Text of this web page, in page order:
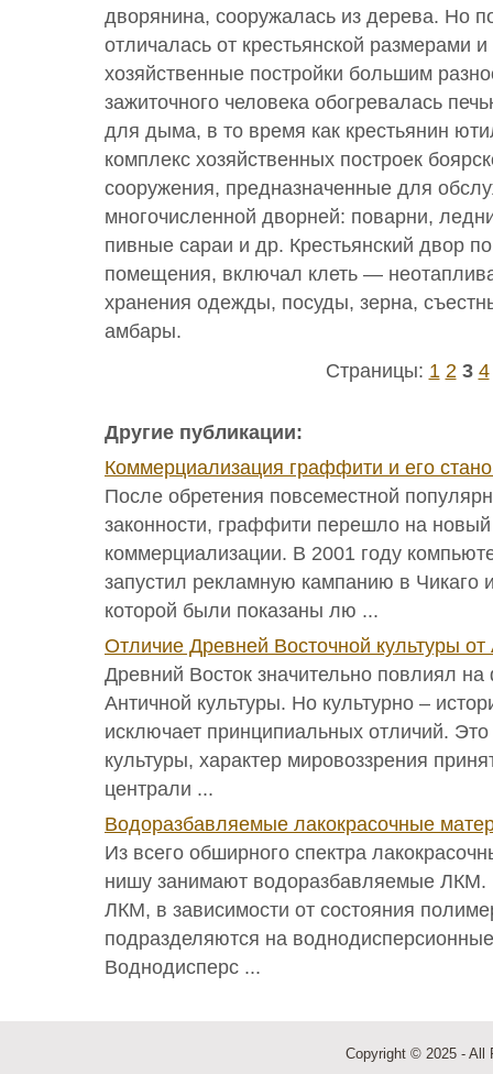
дворянина, сооружалась из дерева. Но
отличалась от крестьянской размерами
хозяйственные постройки большим
зажиточного человека обогревалась
для дыма, в то время как крестьянин
комплекс хозяйственных построек
сооружения, предназначенные для
многочисленной дворней: поварни,
пивные сараи и др. Крестьянский двор
помещения, включал клеть —
хранения одежды, посуды, зерна,
амбары.
Страницы: 1 2 3 4
Другие публикации:
Коммерциализация граффити и его
После обретения повсеместной
законности, граффити перешло на
коммерциализации. В 2001 году
запустил рекламную кампанию в Чикаго
которой были показаны лю ...
Отличие Древней Восточной культуры от
Древний Восток значительно повлиял
Античной культуры. Но культурно –
исключает принципиальных отличий.
культуры, характер мировоззрения
централи ...
Водоразбавляемые лакокрасочные
Из всего обширного спектра
нишу занимают водоразбавляемые
ЛКМ, в зависимости от состояния
подразделяются на
Воднодисперс ...
Copyright © 2025 - All